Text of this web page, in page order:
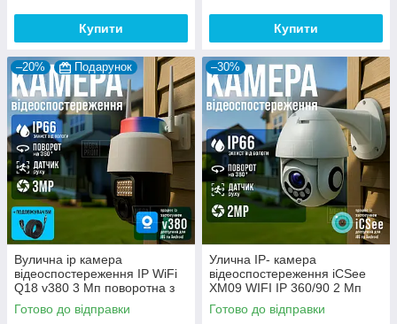
Купити Купити
–20% Подарунок
Вулична ip камера
відеоспостереження IP WiFi
Q18 v380 3 Мп поворотна з
віддаленим доступом з
передачею на телефон
Готово до відправки
–30%
Улична IP- камера
відеоспостереження iCSee
XM09 WIFI IP 360/90 2 Мп
поворотна з віддаленим
доступом
Готово до відправки